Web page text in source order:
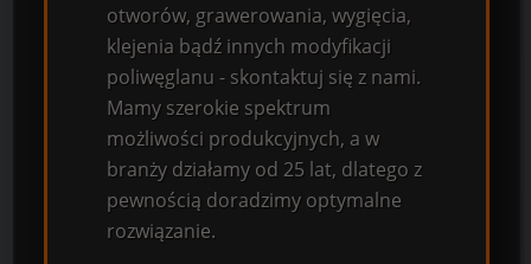
otworów, grawerowania, wygięcia,
klejenia bądź innych modyfikacji
poliwęglanu - skontaktuj się z nami.
Mamy szerokie spektrum
możliwości produkcyjnych, a w
branży działamy od 25 lat, dlatego z
pewnością doradzimy optymalne
rozwiązanie.